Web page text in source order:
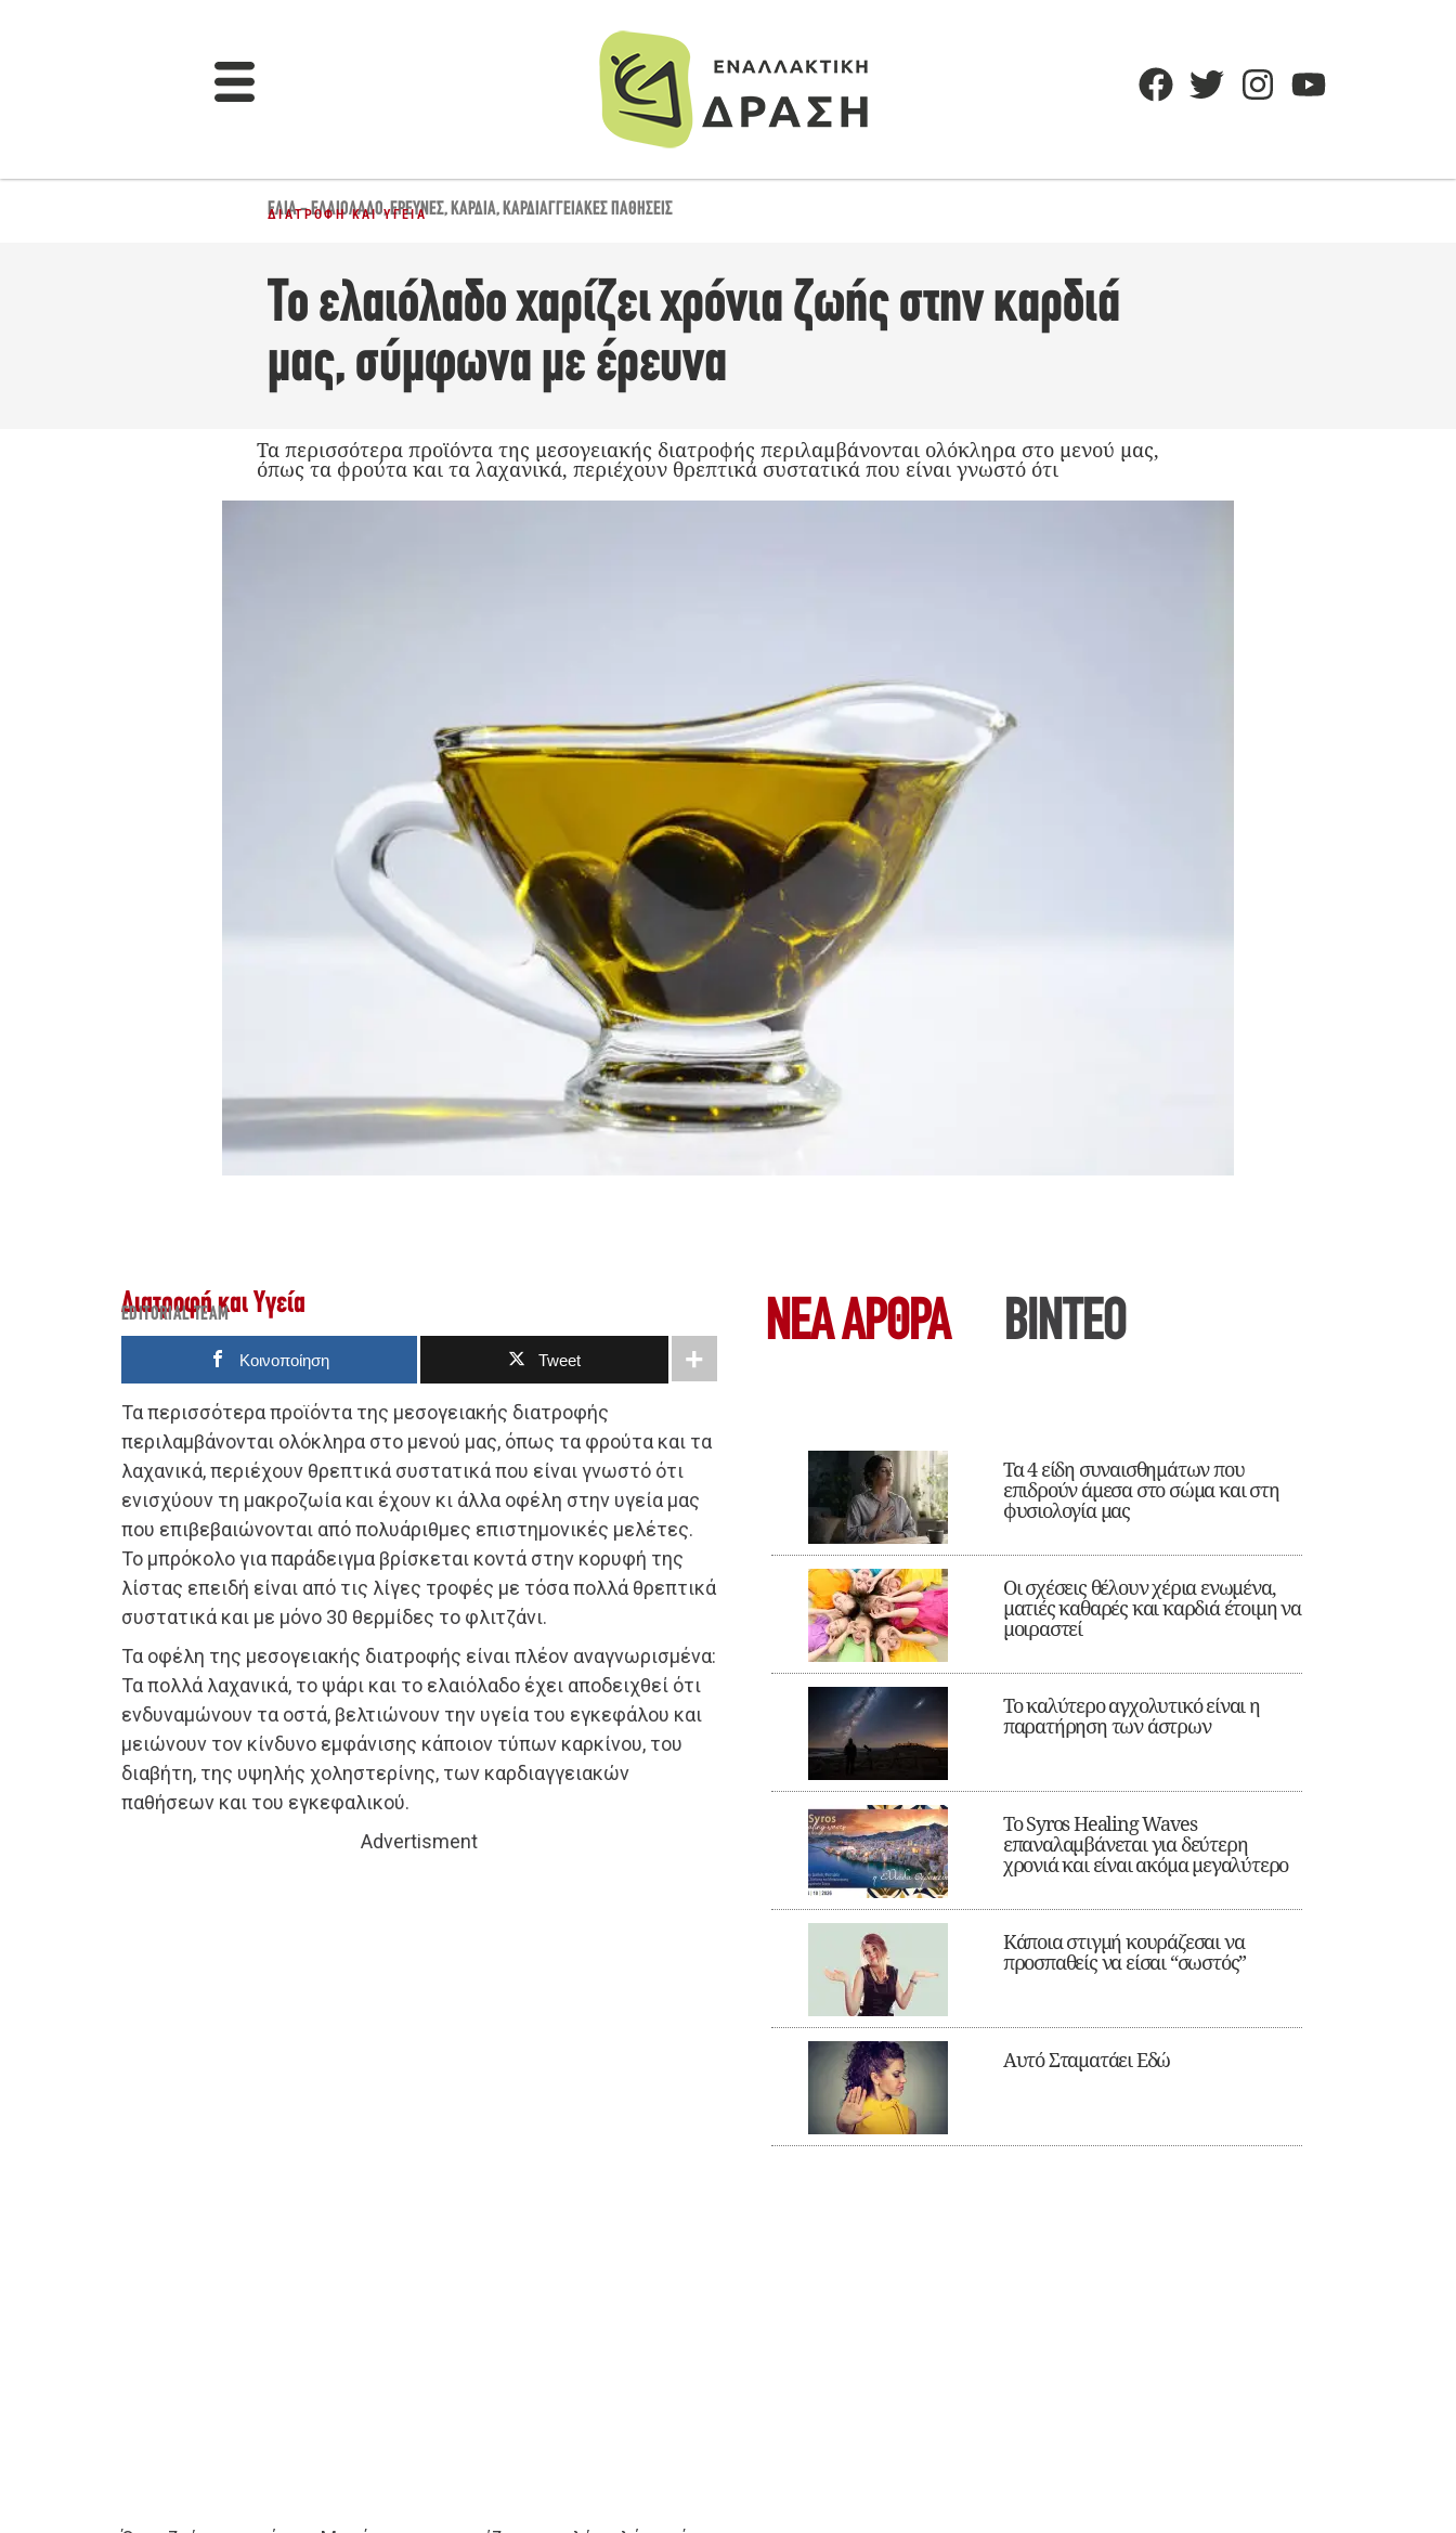
ΕΛΙΆ - ΕΛΑΙΌΛΑΔΟ,ΈΡΕΥΝΕΣ,ΚΑΡΔΙΆ,ΚΑΡΔΙΑΓΓΕΙΑΚΈΣ ΠΑΘΉΣΕΙΣ
ΔΙΑΤΡΟΦΉ ΚΑΙ ΥΓΕΊΑ
Το ελαιόλαδο χαρίζει χρόνια ζωής στην καρδιά
μας, σύμφωνα με έρευνα
Τα περισσότερα προϊόντα της μεσογειακής διατροφής περιλαμβάνονται ολόκληρα στο μενού μας,
όπως τα φρούτα και τα λαχανικά, περιέχουν θρεπτικά συστατικά που είναι γνωστό ότι
Διατροφή και Υγεία
EDITORIAL TEAM
Κοινοποίηση Tweet
Τα περισσότερα προϊόντα της μεσογειακής διατροφής
περιλαμβάνονται ολόκληρα στο μενού μας, όπως τα φρούτα και τα
λαχανικά, περιέχουν θρεπτικά συστατικά που είναι γνωστό ότι
ενισχύουν τη μακροζωία και έχουν κι άλλα οφέλη στην υγεία μας
που επιβεβαιώνονται από πολυάριθμες επιστημονικές μελέτες.
Το μπρόκολο για παράδειγμα βρίσκεται κοντά στην κορυφή της
λίστας επειδή είναι από τις λίγες τροφές με τόσα πολλά θρεπτικά
συστατικά και με μόνο 30 θερμίδες το φλιτζάνι.
Τα οφέλη της μεσογειακής διατροφής είναι πλέον αναγνωρισμένα:
Τα πολλά λαχανικά, το ψάρι και το ελαιόλαδο έχει αποδειχθεί ότι
ενδυναμώνουν τα οστά, βελτιώνουν την υγεία του εγκεφάλου και
μειώνουν τον κίνδυνο εμφάνισης κάποιον τύπων καρκίνου, του
διαβήτη, της υψηλής χοληστερίνης, των καρδιαγγειακών
παθήσεων και του εγκεφαλικού.
Advertisment
ΝΕΑ ΆΡΘΡΑ ΒΙΝΤΕΟ
Τα 4 είδη συναισθημάτων που
επιδρούν άμεσα στο σώμα και στη
φυσιολογία μας
Οι σχέσεις θέλουν χέρια ενωμένα,
ματιές καθαρές και καρδιά έτοιμη να
μοιραστεί
Το καλύτερο αγχολυτικό είναι η
παρατήρηση των άστρων
Το Syros Healing Waves
επαναλαμβάνεται για δεύτερη
χρονιά και είναι ακόμα μεγαλύτερο
Κάποια στιγμή κουράζεσαι να
προσπαθείς να είσαι “σωστός”
Αυτό Σταματάει Εδώ